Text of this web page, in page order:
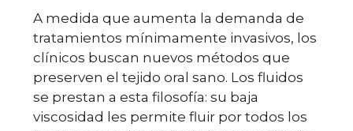
A medida que aumenta la demanda de
tratamientos mínimamente invasivos, los
clínicos buscan nuevos métodos que
preserven el tejido oral sano. Los fluidos
se prestan a esta filosofía: su baja
viscosidad les permite fluir por todos los